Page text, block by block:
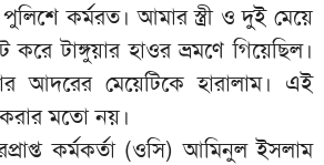
কর্মরত। আমার স্ত্রী ও দুই মেয়ে
টাঙ্গুয়ার হাওর ভ্রমণে গিয়েছিল।
আদরের মেয়েটিকে হারালাম। এই
মতো নয়।
কর্মকর্তা (ওসি) আমিনুল ইসলাম